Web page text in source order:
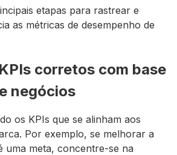
etapas para rastrear e
as métricas de desempenho de
corretos com base
negócios
os KPIs que se alinham aos
Por exemplo, se melhorar a
uma meta, concentre-se na